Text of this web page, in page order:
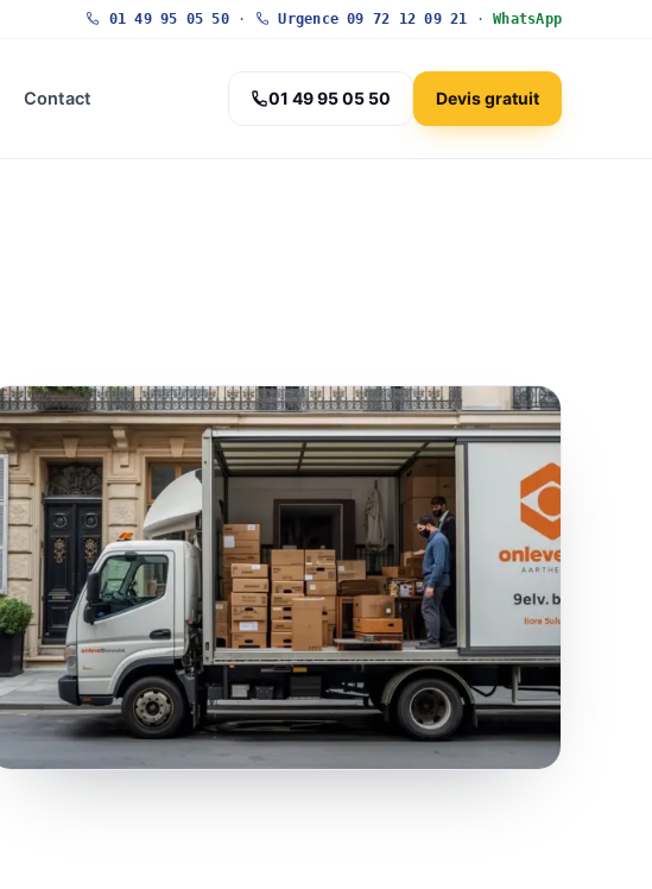
01 49 95 05 50· Urgence 09 72 12 09 21 ·WhatsApp
Contact 01 49 95 05 50 Devis gratuit